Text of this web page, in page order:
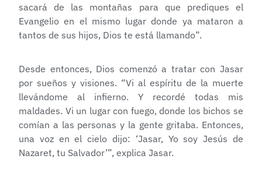
sacará de las montañas para que prediques el
Evangelio en el mismo lugar donde ya mataron a
tantos de sus hijos, Dios te está llamando”.
Desde entonces, Dios comenzó a tratar con Jasar
por sueños y visiones. “Vi al espíritu de la muerte
llevándome al infierno. Y recordé todas mis
maldades. Vi un lugar con fuego, donde los bichos se
comían a las personas y la gente gritaba. Entonces,
una voz en el cielo dijo: ‘Jasar, Yo soy Jesús de
Nazaret, tu Salvador’”, explica Jasar.